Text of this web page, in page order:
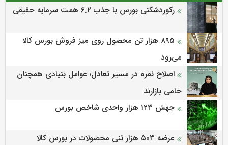
رکوردشکنی بورس با جذب ۶.۲ همت سرمایه حقیقی
۸۹۵ هزار تن محصول روی میز فروش بورس کالا
می‌‌رود
اصلاح نقره در مسیر تعادل؛ عوامل بنیادی همچنان
حامی بازارند
جهش ۱۲۳ هزار واحدی شاخص بورس
عرضه ۵۰۳ هزار تنی محصولات در بورس کالا